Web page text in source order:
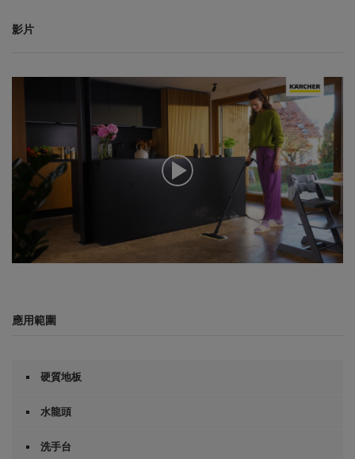
影片
秒
應用範圍
硬質地板
水龍頭
洗手台